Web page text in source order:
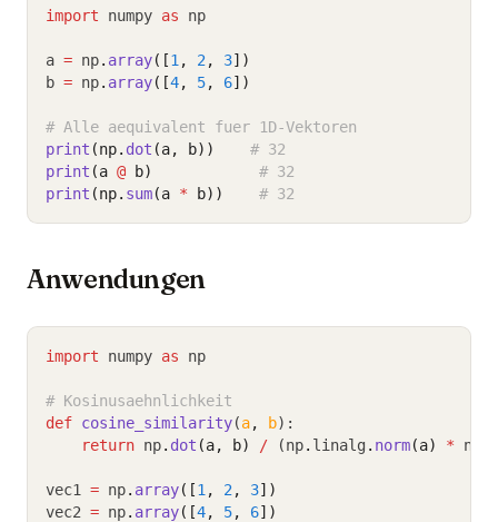
import numpy as np
a = np. array([1 , 2 , 3])
b = np. array([4, 5, 6])
# Alle aequivalent fuer 1D-Vektoren
print (np. dot (a, b))
# 32
print (a @ b)
# 32
print (np. sum(a * b)) # 32
Anwendungen
import numpy as np
# Kosinusaehnlichkeit
def cosine_similarity(a, b):
return np. dot (a, b) / (np. linalg . norm(a) * np
vec1 = np. array([1 , 2 , 3])
vec2 = np. array([4, 5, 6])